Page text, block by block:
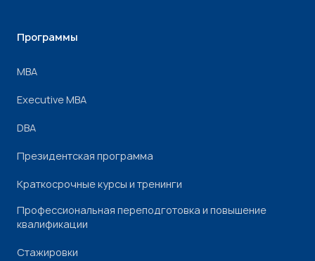
Программы
МВА
Executive MBA
DBA
Президентская программа
Краткосрочные курсы и тренинги
Профессиональная переподготовка и повышение
квалификации
Стажировки